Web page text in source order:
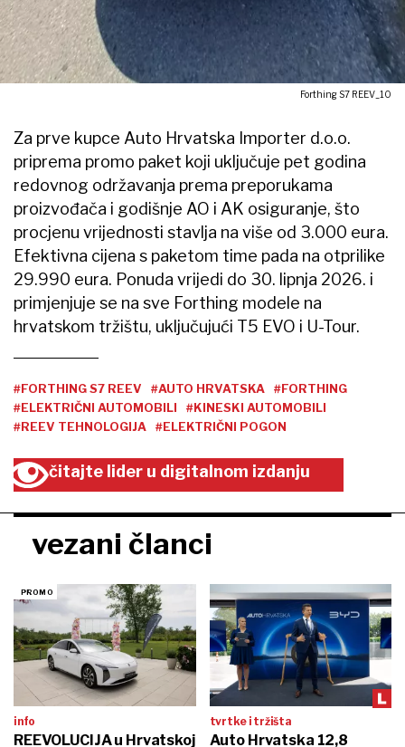
Forthing S7 REEV_10
Za prve kupce Auto Hrvatska Importer d.o.o.
priprema promo paket koji uključuje pet godina
redovnog održavanja prema preporukama
proizvođača i godišnje AO i AK osiguranje, što
procjenu vrijednosti stavlja na više od 3.000 eura.
Efektivna cijena s paketom time pada na otprilike
29.990 eura. Ponuda vrijedi do 30. lipnja 2026. i
primjenjuje se na sve Forthing modele na
hrvatskom tržištu, uključujući T5 EVO i U-Tour.
#FORTHING S7 REEV #AUTO HRVATSKA
#FORTHING
#ELEKTRIČNI AUTOMOBILI
#KINESKI AUTOMOBILI
#REEV TEHNOLOGIJA
#ELEKTRIČNI POGON
čitajte lider u digitalnom izdanju
vezani članci
info
REEVOLUCIJA u Hrvatskoj
tvrtke i tržišta
Auto Hrvatska 12,8